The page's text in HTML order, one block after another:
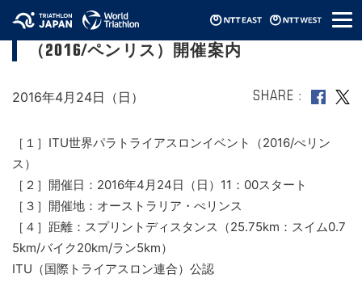
メ
ニ
ITU世界パラトライアスロンイベント
（2016/ペンリス）開催案内
2016年4月24日（日） SHARE
［１］ITU世界パラトライアスロンイベント（2016/ぺリン
ス）
［２］開催日：2016年4月24日（日）11：00スタート
［３］開催地：オーストラリア・ぺリンス
［４］距離：スプリントディスタンス（25.75km：スイム0.7
5km/バイク20km/ラン5km）
ITU（国際トライアスロン連合）公認